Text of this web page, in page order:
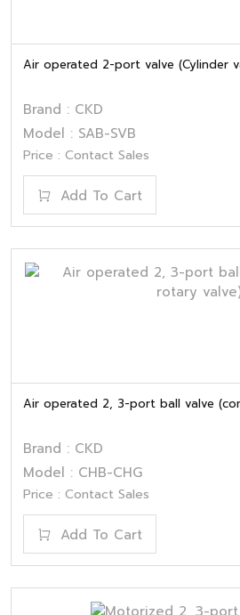
Air operated 2-port valve (Cylinder
Brand : CKD
Model : SAB-SVB
Price : Contact Sales
Add To Cart
Air operated 2, 3-port ball valve
Brand : CKD
Model : CHB-CHG
Price : Contact Sales
Add To Cart